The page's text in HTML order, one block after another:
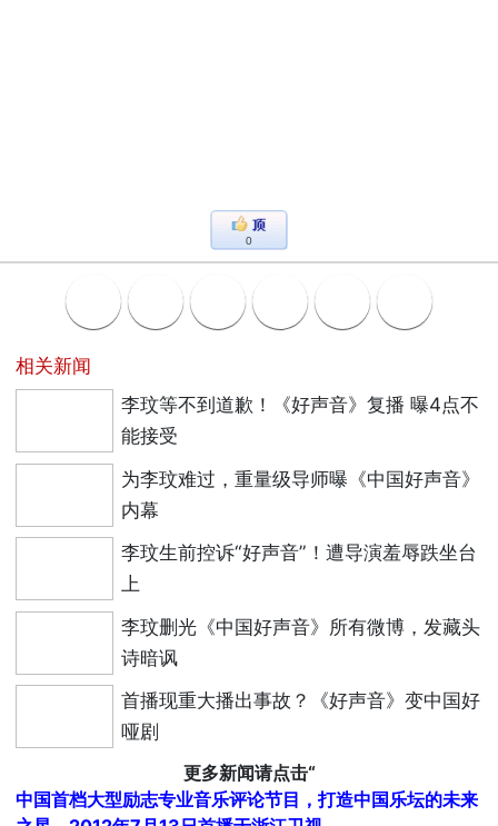
0
相关新闻
李玟等不到道歉！《好声音》复播 曝4点不
能接受
为李玟难过，重量级导师曝《中国好声音》
内幕
李玟生前控诉“好声音”！遭导演羞辱跌坐台
上
李玟删光《中国好声音》所有微博，发藏头
诗暗讽
首播现重大播出事故？《好声音》变中国好
哑剧
更多新闻请点击“
中国首档大型励志专业音乐评论节目，打造中国乐坛的未来